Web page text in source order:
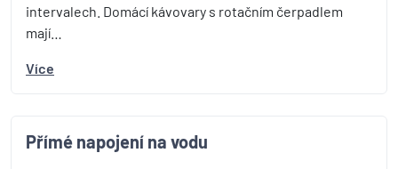
intervalech. Domácí kávovary s rotačním čerpadlem
mají…
Více
Přímé napojení na vodu